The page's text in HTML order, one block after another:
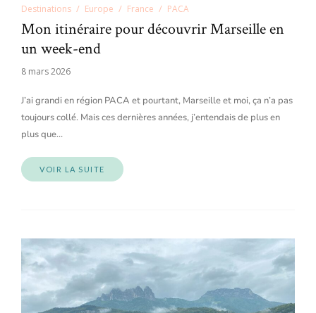
Destinations Europe France PACA
Mon itinéraire pour découvrir Marseille en
un week-end
8 mars 2026
J’ai grandi en région PACA et pourtant, Marseille et moi, ça n’a pas
toujours collé. Mais ces dernières années, j’entendais de plus en
plus que…
VOIR LA SUITE